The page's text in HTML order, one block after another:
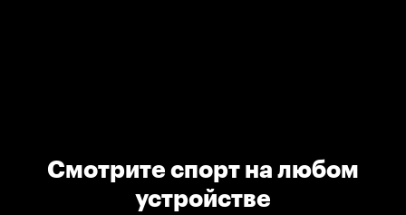
Смотрите спорт на любом
устройстве